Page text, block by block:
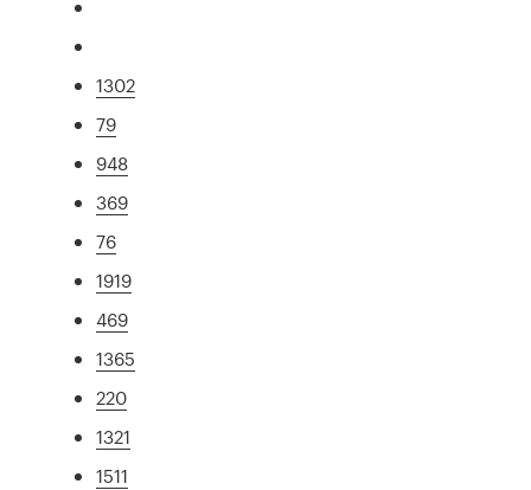
1302
79
948
369
76
1919
469
1365
220
1321
1511